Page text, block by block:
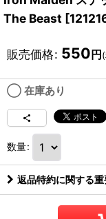
The Beast [
販売価格: 550 円
◯ 在庫あり
数量:
返品特約に関する